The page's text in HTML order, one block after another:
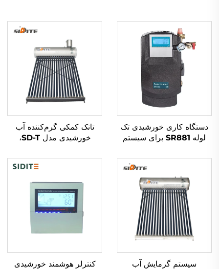
دستگاه کاری خورشیدی تک
لوله SR881 برای سیستم
تانک کمکی گرم‌کننده آب
خورشیدی مدل SD-T،
بالا، پلی‌یورتان
ترموایزولاسیونی، داخل تانک
SUS304-2B، مناسب برای
استفاده در بیرون‌المنزل و
هتل‌ها
سیستم گرمایش آب
کنترلر هوشمند خورشیدی